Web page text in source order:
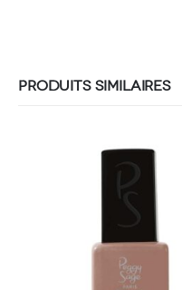
PRODUITS SIMILAIRES